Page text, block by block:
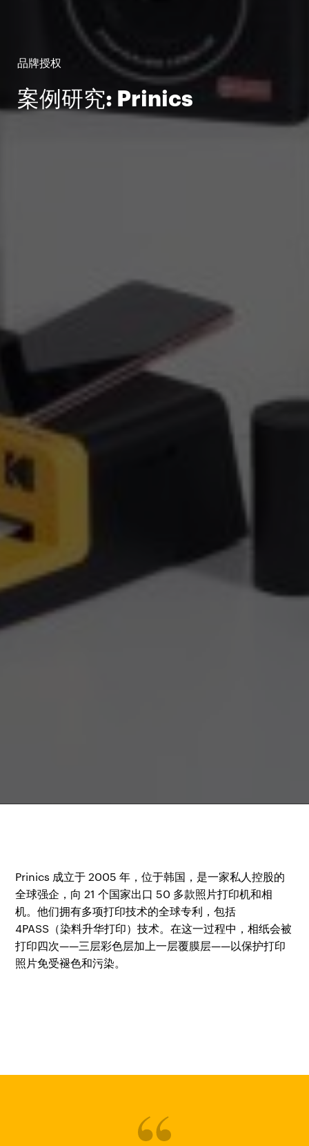
品牌授权
案例研究: Prinics
Prinics 成立于 2005 年，位于韩国，是一家私人控股的
全球强企，向 21 个国家出口 50 多款照片打印机和相
机。他们拥有多项打印技术的全球专利，包括
4PASS（染料升华打印）技术。在这一过程中，相纸会被
打印四次——三层彩色层加上一层覆膜层——以保护打印
照片免受褪色和污染。